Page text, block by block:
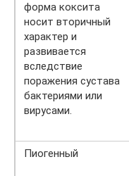
форма коксита
носит вторичный
характер и
развивается
вследствие
поражения сустава
бактериями или
вирусами.
Пиогенный